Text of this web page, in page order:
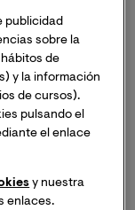
los
por
Colombia. El
José Martí
Transferencia
y de
narrativas
se sumaron
publicidad
sobre la
de
y la información
de cursos).
pulsando el
el enlace
y nuestra
enlaces.